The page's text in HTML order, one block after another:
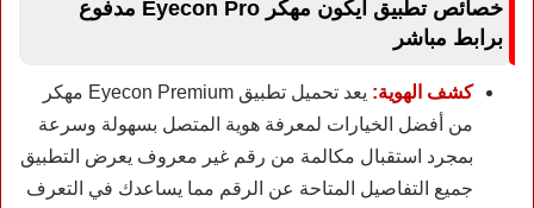
خصائص تطبيق ايكون مهكر Eyecon Pro مدفوع
برابط مباشر
كشف الهوية:
يعد تحميل تطبيق Eyecon Premium مهكر
من أفضل الخيارات لمعرفة هوية المتصل بسهولة وسرعة
بمجرد استقبال مكالمة من رقم غير معروف يعرض التطبيق
جميع التفاصيل المتاحة عن الرقم مما يساعدك في التعرف